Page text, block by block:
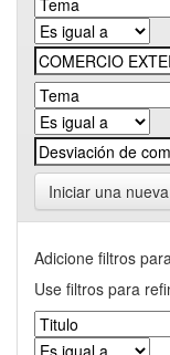
Iniciar una
Adicione filtros
Use filtros para